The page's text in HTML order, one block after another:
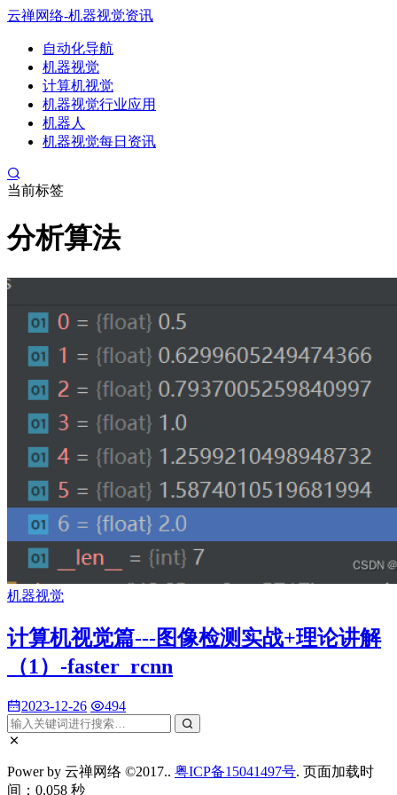
云禅网络-机器视觉资讯
自动化导航
机器视觉
计算机视觉
机器视觉行业应用
机器人
机器视觉每日资讯
当前标签
分析算法
机器视觉
计算机视觉篇---图像检测实战+理论讲解
（1）-faster_rcnn
2023-12-26 494
Power by 云禅网络 ©2017.. 粤ICP备15041497号. 页面加载时
间：0.058 秒